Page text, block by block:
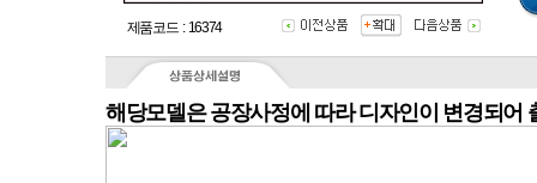
제품코드 : 16374
해당모델은 공장사정에 따라 디자인이 변경되어